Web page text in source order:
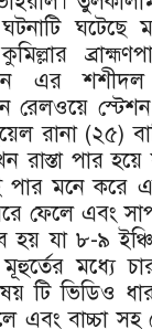
ঘটেছে
এর শশীদল
রেলওয়ে
রানা (২৫)
রাস্তা পার
পার মনে করে
ফেলে এবং
হয় যা ৮-৯
মধ্যে
টি ভিডিও
এবং বাচ্চা